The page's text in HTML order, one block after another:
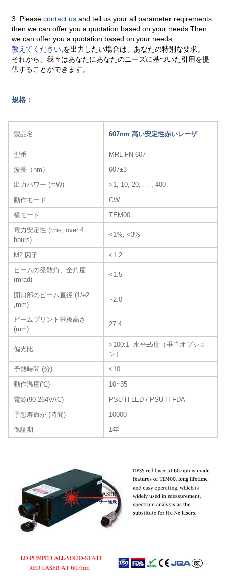
3. Pleasecontact usand tell us your all parameter reqirements.
then we can offer you a quotation based on your needs.Then
we can offer you a quotation based on your needs.
教えてください ,を出力したい場合は、あなたの特別な要求。
それから、我々はあなたにあなたのニーズに基づいた引用を提
供することができます。
規格：
製品名 607nm 高い安定性赤いレーザ
型番
MRL-FN-607
波長（nm）
607±3
出力パワー (mW)
>1, 10, 20, … , 400
動作モード
CW
横モード
TEM00
電力安定性 (rms, over 4
hours)
<1%, <3%
M2 因子
<1.2
ビームの発散角、全角度
(mrad)
<1.5
開口部のビーム直径 (1/e2
,mm)
~2.0
ビームプリント基板高さ
(mm)
27.4
偏光比
>100:1 水平±5度（垂直オプショ
ン）
予熱時間 (分)
<10
動作温度(℃)
10~35
電源(90-264VAC)
PSU-H-LED / PSU-H-FDA
予想寿命が (時間)
10000
保証期
1年